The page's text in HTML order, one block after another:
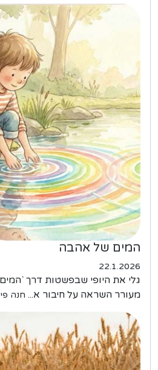
המים של אהבה
22.1.2026
גלי את היופי שבפשטות דרך
מעורר השראה על חיבור א... חנה